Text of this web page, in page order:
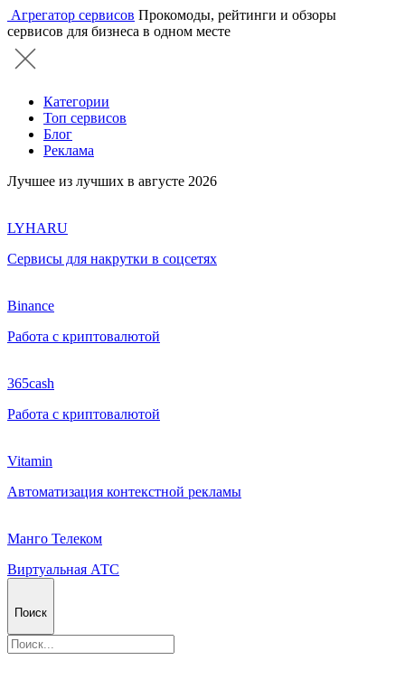
Агрегатор сервисов Прокомоды, рейтинги и обзоры
сервисов для бизнеса в одном месте
Категории
Топ сервисов
Блог
Реклама
Лучшее из лучших в августе 2026
LYHARU
Сервисы для накрутки в соцсетях
Binance
Работа с криптовалютой
365cash
Работа с криптовалютой
Vitamin
Автоматизация контекстной рекламы
Манго Телеком
Виртуальная АТС
Поиск